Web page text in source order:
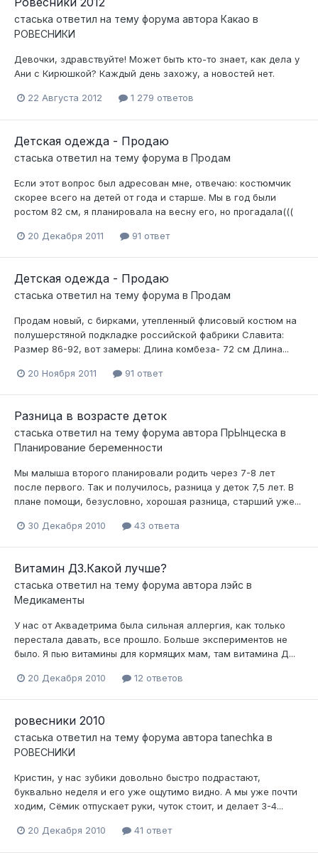
стаська ответил на тему форума автора Какао в
РОВЕСНИКИ
Девочки, здравствуйте! Может быть кто-то знает, как дела у
Ани с Кирюшкой? Каждый день захожу, а новостей нет.
22 Августа 2012 1 279 ответов
Детская одежда - Продаю
стаська ответил на тему форума в Продам
Если этот вопрос был адресован мне, отвечаю: костюмчик
скорее всего на детей от года и старше. Мы в год были
ростом 82 см, я планировала на весну его, но прогадала(((
20 Декабря 2011 91 ответ
Детская одежда - Продаю
стаська ответил на тему форума в Продам
Продам новый, с бирками, утепленный флисовый костюм на
полушерстяной подкладке российской фабрики Славита:
Размер 86-92, вот замеры: Длина комбеза- 72 см Длина...
20 Ноября 2011 91 ответ
Разница в возрасте деток
стаська ответил на тему форума автора ПрЫнцеска в
Планирование беременности
Мы малыша второго планировали родить через 7-8 лет
после первого. Так и получилось, разница у деток 7,5 лет. В
плане помощи, безусловно, хорошая разница, старший уже...
30 Декабря 2010 43 ответа
Витамин Д3.Какой лучше?
стаська ответил на тему форума автора лэйс в
Медикаменты
У нас от Аквадетрима была сильная аллергия, как только
перестала давать, все прошло. Больше экспериментов не
было. Я пью витамины для кормящих мам, там витамина Д...
20 Декабря 2010 12 ответов
ровесники 2010
стаська ответил на тему форума автораtanechka в
РОВЕСНИКИ
Кристин, у нас зубики довольно быстро подрастают,
буквально неделя и его уже ощутимо видно. А мы уже почти
ходим, Сёмик отпускает руки, чуток стоит, и делает 3-4...
20 Декабря 2010 41 ответ